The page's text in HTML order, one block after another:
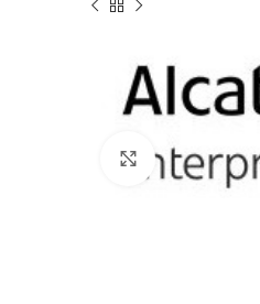
Klicken um zu